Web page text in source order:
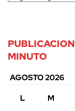
MINUTO
AGOSTO 2026
L
M